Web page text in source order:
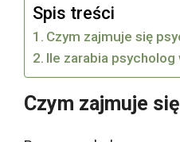
Spis treści
Czym zajmuje się
Ile zarabia psycholog
Czym zajmuje